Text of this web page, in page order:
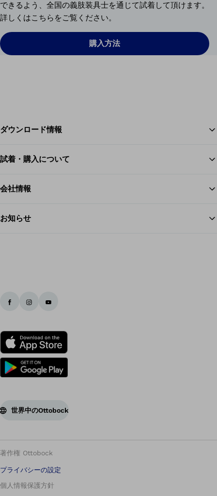
できるよう、全国の義肢装具士を通じて試着して頂けます。
詳しくはこちらをご覧ください。
購入方法
ダウンロード情報
試着・購入について
会社情報
お知らせ
世界中のOttobock
著作権 Ottobock
プライバシーの設定
個人情報保護方針